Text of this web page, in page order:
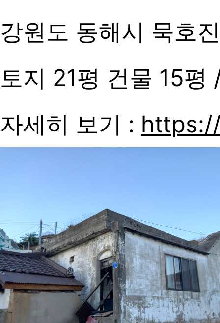
강원도 동해시 묵호
토지 21평 건물 15
자세히 보기 :